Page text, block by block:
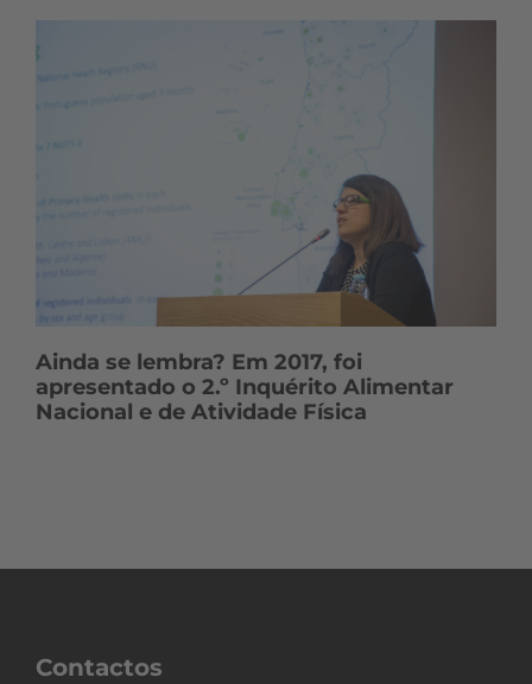
Ainda se lembra? Em 2017, foi
apresentado o 2.º Inquérito Alimentar
Nacional e de Atividade Física
Contactos